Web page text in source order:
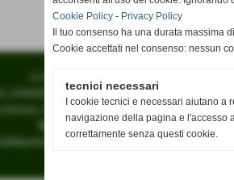
P.I. 07609250019 C.F 07609250019
Tel. 011 67 54 56
- PEC: klpertusa@legalmail.it
Cookie Policy - Privacy Policy
Il tuo consenso ha una durata massima
Cookie accettati nel consenso: nessun
tecnici necessari
I cookie tecnici e necessari aiutano
navigazione della pagina e l'accesso
correttamente senza questi cookie.